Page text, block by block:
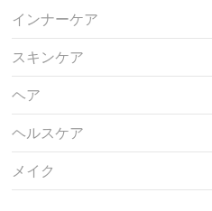
インナーケア
スキンケア
ヘア
ヘルスケア
メイク